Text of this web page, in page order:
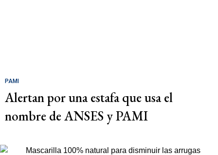
PAMI
Alertan por una estafa que usa el
nombre de ANSES y PAMI